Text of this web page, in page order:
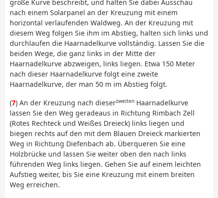
große Kurve beschreibt, und halten Sie dabei Ausschau
nach einem Solarpanel an der Kreuzung mit einem
horizontal verlaufenden Waldweg. An der Kreuzung mit
diesem Weg folgen Sie ihm im Abstieg, halten sich links und
durchlaufen die Haarnadelkurve vollständig. Lassen Sie die
beiden Wege, die ganz links in der Mitte der
Haarnadelkurve abzweigen, links liegen. Etwa 150 Meter
nach dieser Haarnadelkurve folgt eine zweite
Haarnadelkurve, der man 50 m im Abstieg folgt.
(7) An der Kreuzung nach dieserzweiten Haarnadelkurve
lassen Sie den Weg geradeaus in Richtung Rimbach Zell
(Rotes Rechteck und Weißes Dreieck) links liegen und
biegen rechts auf den mit dem Blauen Dreieck markierten
Weg in Richtung Diefenbach ab. Überqueren Sie eine
Holzbrücke und lassen Sie weiter oben den nach links
führenden Weg links liegen. Gehen Sie auf einem leichten
Aufstieg weiter, bis Sie eine Kreuzung mit einem breiten
Weg erreichen.